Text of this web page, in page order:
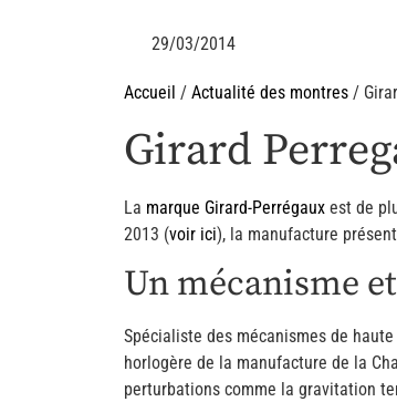
29/03/2014
Accueil / Actualité des montres /
Girard
La marque Girard-Perrégaux est de
2013 (voir ici), la manufacture
Un mécanisme
Spécialiste des mécanismes de
horlogère de la manufacture de la
perturbations comme la gravitation